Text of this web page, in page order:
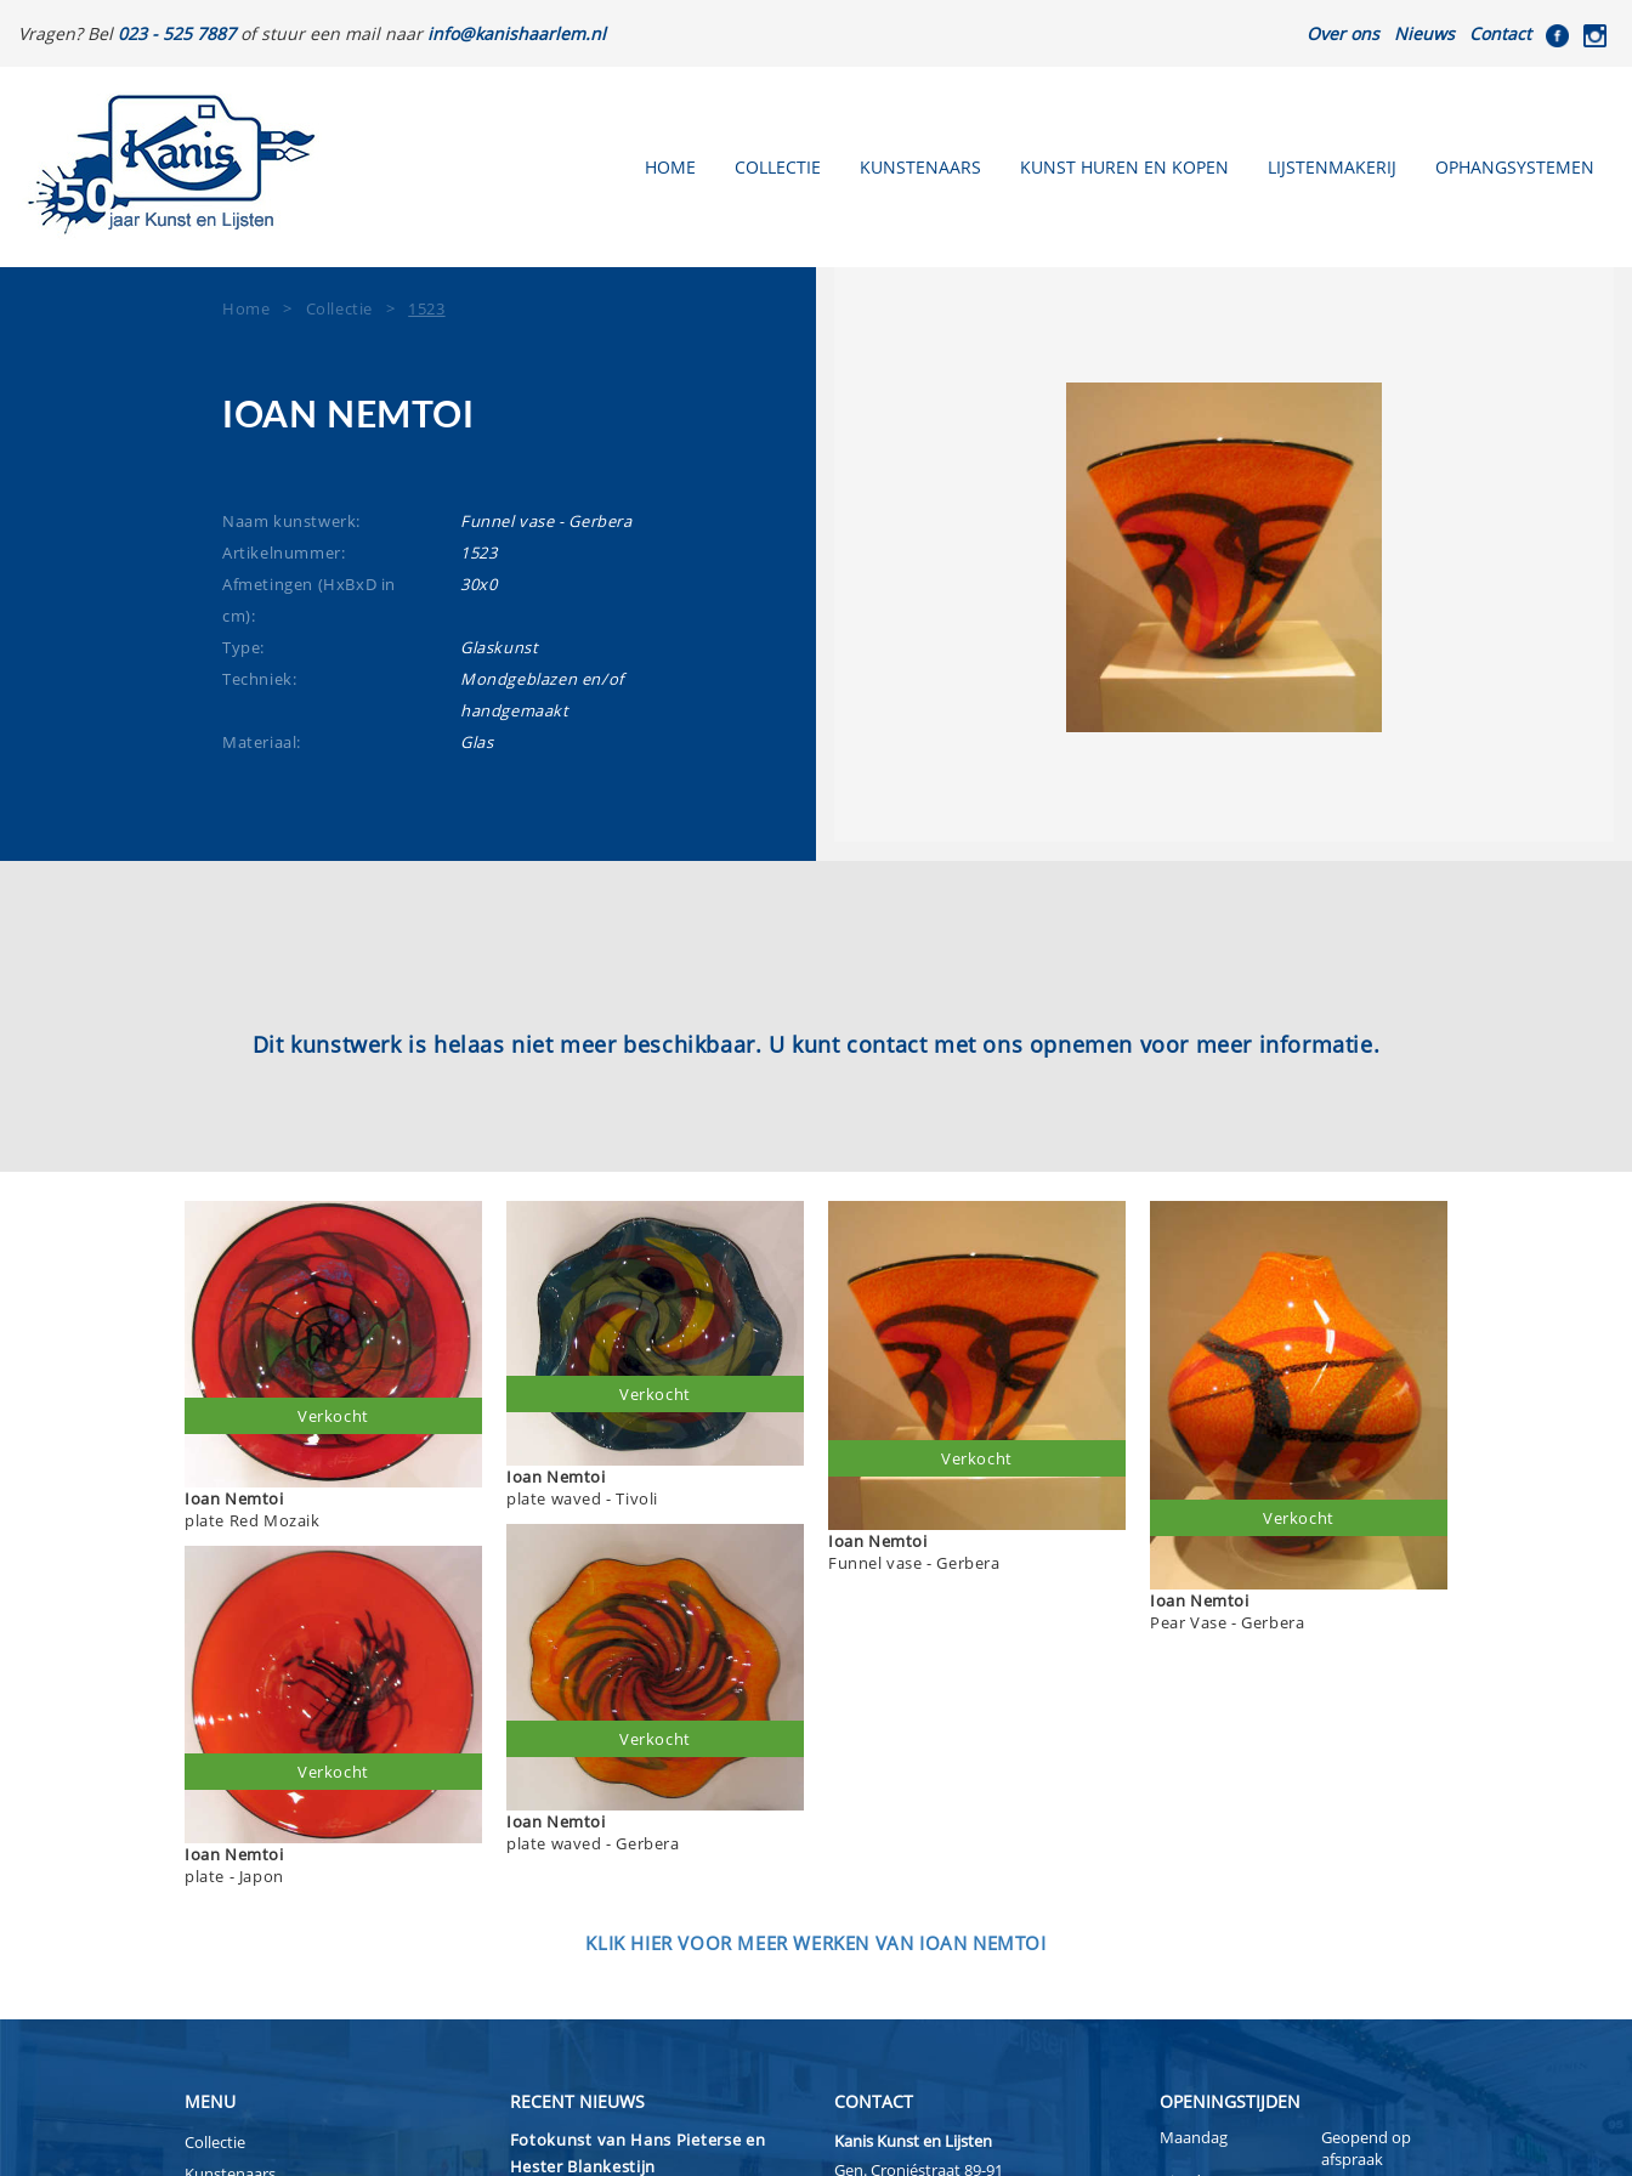
Vragen? Bel 023 - 525 7887of stuur een mail naarinfo@kanishaarlem.nl Over ons Nieuws Contact
HOME COLLECTIE KUNSTENAARS KUNST HUREN EN KOPEN LIJSTENMAKERIJ OPHANGSYSTEMEN
Home > Collectie > 1523
IOAN NEMTOI
Naam kunstwerk:
Funnel vase - Gerbera
Artikelnummer:
1523
Afmetingen (HxBxD in
cm):
30x0
Type:
Glaskunst
Techniek:
Mondgeblazen en/of
handgemaakt
Materiaal:
Glas
Dit kunstwerk is helaas niet meer beschikbaar. U kunt contact met ons opnemen voor meer informatie.
Ioan Nemtoi
plate Red Mozaik
Verkocht
Ioan Nemtoi
plate - Japon
Verkocht
Ioan Nemtoi
plate waved - Tivoli
Verkocht
Ioan Nemtoi
plate waved - Gerbera
Verkocht
Ioan Nemtoi
Funnel vase - Gerbera
Verkocht
Ioan Nemtoi
Pear Vase - Gerbera
Verkocht
KLIK HIER VOOR MEER WERKEN VAN IOAN NEMTOI
MENU
Collectie
RECENT NIEUWS
Fotokunst van Hans Pieterse en
Hester Blankestijn
CONTACT
Kanis Kunst en Lijsten
Gen. Cronjéstraat 89-91
OPENINGSTIJDEN
Maandag
Geopend op
afspraak